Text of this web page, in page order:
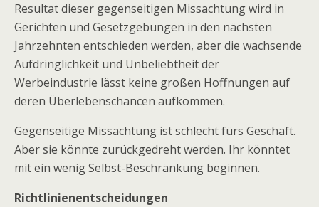
Resultat dieser gegenseitigen Missachtung wird in
Gerichten und Gesetzgebungen in den nächsten
Jahrzehnten entschieden werden, aber die wachsende
Aufdringlichkeit und Unbeliebtheit der
Werbeindustrie lässt keine großen Hoffnungen auf
deren Überlebenschancen aufkommen.
Gegenseitige Missachtung ist schlecht fürs Geschäft.
Aber sie könnte zurückgedreht werden. Ihr könntet
mit ein wenig Selbst-Beschränkung beginnen.
Richtlinienentscheidungen